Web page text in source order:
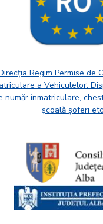
Regim Permise de
a Vehiculelor.
număr înmatriculare,
școală șoferi etc